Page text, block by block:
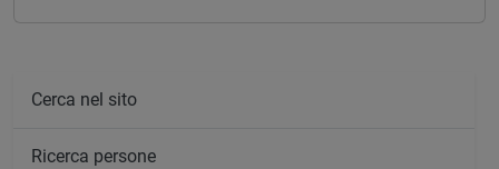
Cerca nel sito
Ricerca persone